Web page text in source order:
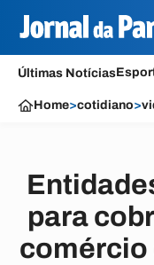
Últimas Notícias
Home>cotidiano>
para
comércio